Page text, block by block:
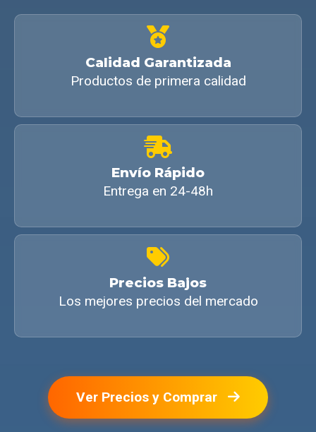
Calidad Garantizada
Productos de primera calidad
Envío Rápido
Entrega en 24-48h
Precios Bajos
Los mejores precios del mercado
Ver Precios y Comprar